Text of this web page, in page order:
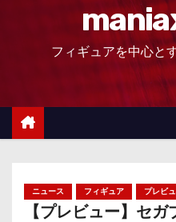
フィギュアを中心と
ニュース フィギュア プレビ
【プレビュー】セ